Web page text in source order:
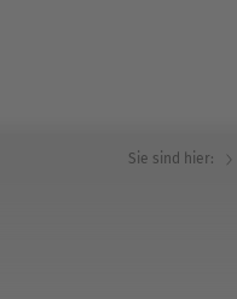
Sie sind hier: